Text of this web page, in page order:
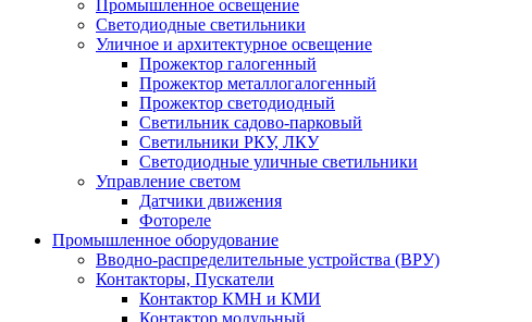
Промышленное освещение
Светодиодные светильники
Уличное и архитектурное освещение
Прожектор галогенный
Прожектор металлогалогенный
Прожектор светодиодный
Светильник садово-парковый
Светильники РКУ, ЛКУ
Светодиодные уличные светильники
Управление светом
Датчики движения
Фотореле
Промышленное оборудование
Вводно-распределительные устройства (ВРУ)
Контакторы, Пускатели
Контактор КМН и КМИ
Контактор модульный